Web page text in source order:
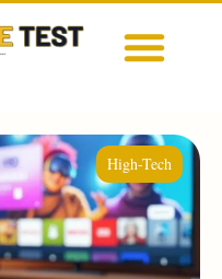
High-Tech